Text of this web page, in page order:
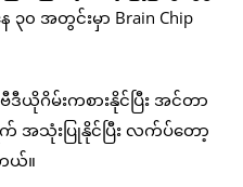
၀ အတွင်းမှာ Brain Chip
ဂိမ်းကစားနိုင်ပြီး အင်တာ
အသုံးပြုနိုင်ပြီး လက်ပ်တော့
ယ်။